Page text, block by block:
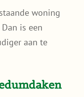
kent
Sedum
het
voor de